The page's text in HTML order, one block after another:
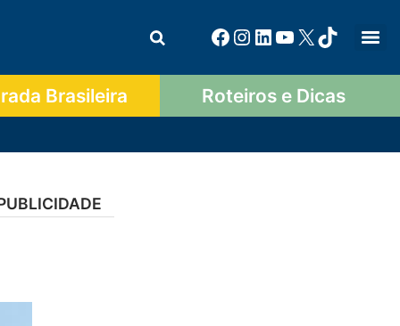
Brasileira Roteiros e Dicas